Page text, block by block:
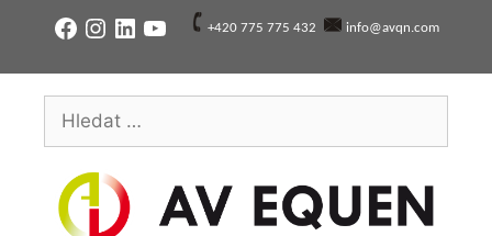
FacebookInstagramLinkedInYouTube +420 775 775 432 info@avqn.com